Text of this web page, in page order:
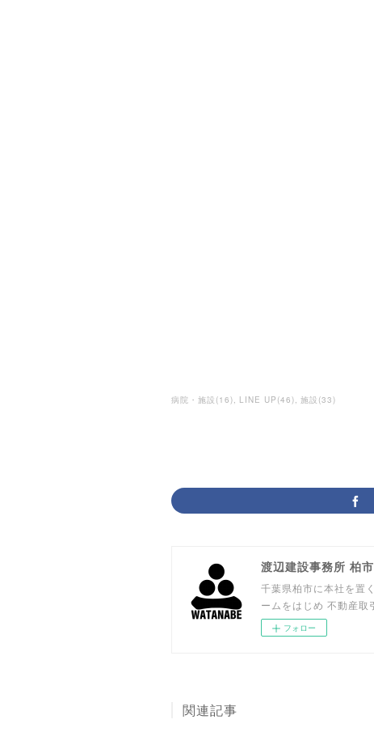
病院・施設 (16) LINE UP (46) 施設 (33)
渡辺建設事務所 柏
千葉県柏市に本社を置
ームをはじめ 不動産取
フォロー
関連記事